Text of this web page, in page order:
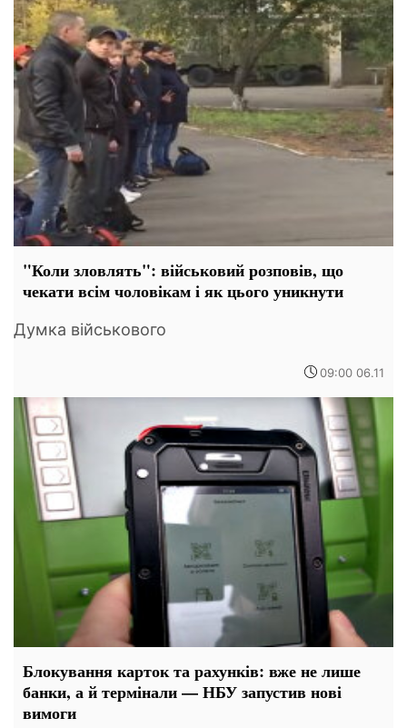
"Коли зловлять": військовий розповів, що
чекати всім чоловікам і як цього уникнути
Думка військового
09:00 06.11
Блокування карток та рахунків: вже не лише
банки, а й термінали — НБУ запустив нові
вимоги